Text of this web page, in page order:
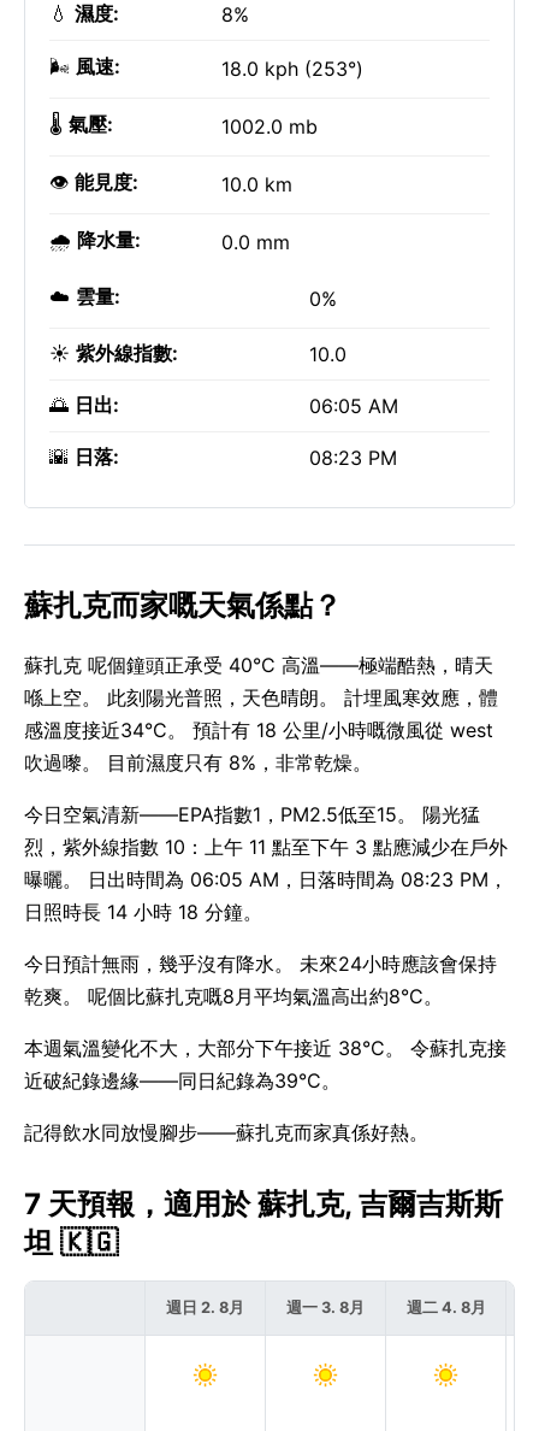
💧 濕度: 8%
🌬️ 風速: 18.0 kph (253°)
🌡️ 氣壓: 1002.0 mb
👁️ 能見度: 10.0 km
🌧️ 降水量: 0.0 mm
☁️ 雲量: 0%
☀️ 紫外線指數: 10.0
🌅 日出: 06:05 AM
🌇 日落: 08:23 PM
蘇扎克而家嘅天氣係點？
蘇扎克 呢個鐘頭正承受 40°C 高溫——極端酷熱，晴天
喺上空。 此刻陽光普照，天色晴朗。 計埋風寒效應，體
感溫度接近34°C。 預計有 18 公里/小時嘅微風從 west
吹過嚟。 目前濕度只有 8%，非常乾燥。
今日空氣清新——EPA指數1，PM2.5低至15。 陽光猛
烈，紫外線指數 10：上午 11 點至下午 3 點應減少在戶外
曝曬。 日出時間為 06:05 AM，日落時間為 08:23 PM，
日照時長 14 小時 18 分鐘。
今日預計無雨，幾乎沒有降水。 未來24小時應該會保持
乾爽。 呢個比蘇扎克嘅8月平均氣溫高出約8°C。
本週氣溫變化不大，大部分下午接近 38°C。 令蘇扎克接
近破紀錄邊緣——同日紀錄為39°C。
記得飲水同放慢腳步——蘇扎克而家真係好熱。
7 天預報，適用於 蘇扎克, 吉爾吉斯斯
坦 🇰🇬
週日 2. 8月 週一 3. 8月 週二 4. 8月